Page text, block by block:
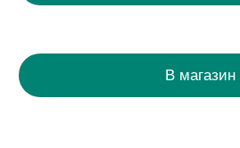
ЧАСОВОЙ ЦЕНТР ХРОНОМАТ НА КАРТЕ